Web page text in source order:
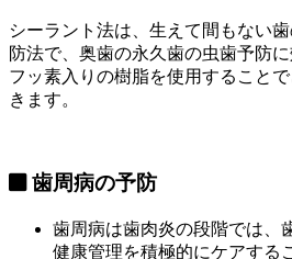
シーラント法は、生えて間もない
防法で、 奥歯の永久歯の虫歯予防
フッ素入りの樹脂を使用すること
きます。
歯周病の予防
歯周病は歯肉炎の段階では、
健康管理を積極的にケアする